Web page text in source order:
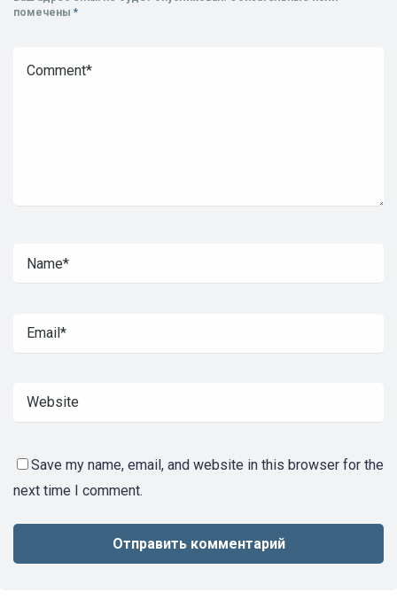
помечены *
Save my name, email, and website in this browser for the
next time I comment.